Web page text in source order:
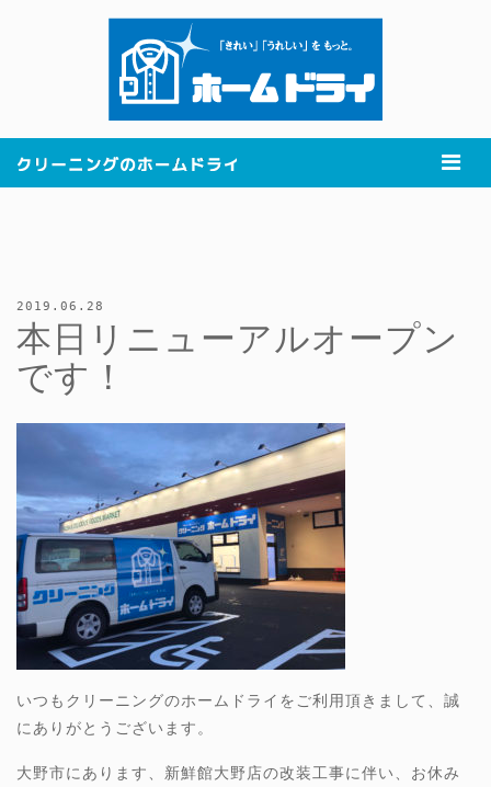
2019.06.28
本日リニューアルオープン
です！
いつもクリーニングのホームドライをご利用頂きまして、誠
にありがとうございます。
大野市にあります、新鮮館大野店の改装工事に伴い、お休み